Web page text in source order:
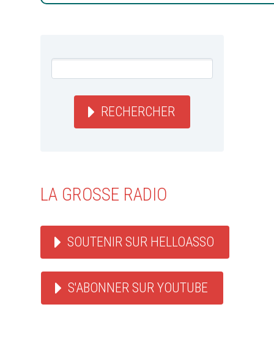
RECHERCHER
LA GROSSE RADIO
SOUTENIR SUR HELLOASSO
S'ABONNER SUR YOUTUBE